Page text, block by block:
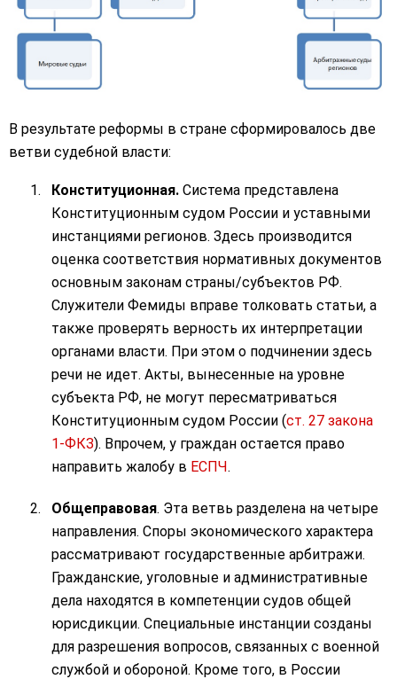
В результате реформы в стране сформировалось две
ветви судебной власти:
Конституционная. Система представлена
Конституционным судом России и уставными
инстанциями регионов. Здесь производится
оценка соответствия нормативных документов
основным законам страны/субъектов РФ.
Служители Фемиды вправе толковать статьи, а
также проверять верность их интерпретации
органами власти. При этом о подчинении здесь
речи не идет. Акты, вынесенные на уровне
субъекта РФ, не могут пересматриваться
Конституционным судом России (ст. 27 закона
1-ФКЗ). Впрочем, у граждан остается право
направить жалобу в ЕСПЧ.
Общеправовая. Эта ветвь разделена на четыре
направления. Споры экономического характера
рассматривают государственные арбитражи.
Гражданские, уголовные и административные
дела находятся в компетенции судов общей
юрисдикции. Специальные инстанции созданы
для разрешения вопросов, связанных с военной
службой и обороной. Кроме того, в России